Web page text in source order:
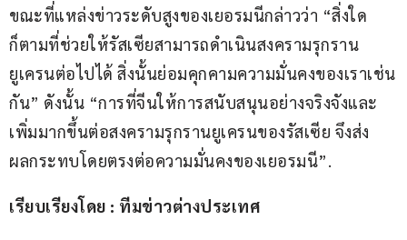
ขณะที่แหล่งข่าวระดับสูงของเยอรมนีกล่าวว่า “สิ่งใด
ก็ตามที่ช่วยให้รัสเซียสามารถดำเนินสงครามรุกราน
ยูเครนต่อไปได้ สิ่งนั้นย่อมคุกคามความมั่นคงของเราเช่น
กัน” ดังนั้น “การที่จีนให้การสนับสนุนอย่างจริงจังและ
เพิ่มมากขึ้นต่อสงครามรุกรานยูเครนของรัสเซีย จึงส่ง
ผลกระทบโดยตรงต่อความมั่นคงของเยอรมนี”.
เรียบเรียงโดย : ทีมข่าวต่างประเทศ